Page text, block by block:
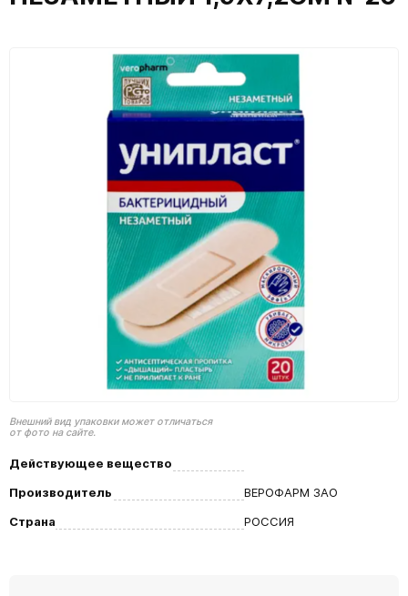
Внешний вид упаковки может отличаться
от фото на сайте.
Действующее вещество
Производитель
ВЕРОФАРМ ЗАО
Страна
РОССИЯ